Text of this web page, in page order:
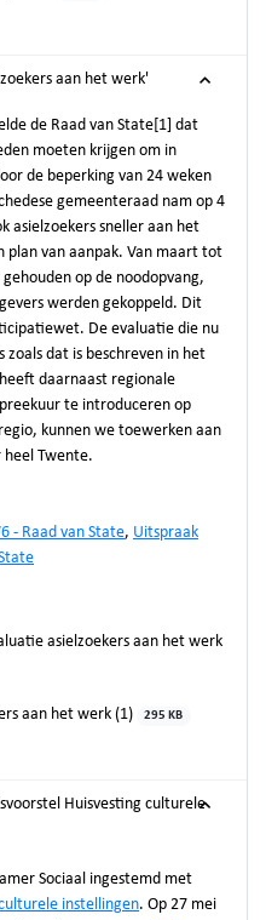
aan het werk'
de Raad van State[1] dat
moeten krijgen om in
de beperking van 24 weken
gemeenteraad nam op 4
asielzoekers sneller aan het
plan van aanpak. Van maart tot
op de noodopvang,
werden gekoppeld. Dit
De evaluatie die nu
dat is beschreven in het
daarnaast regionale
te introduceren op
kunnen we toewerken aan
Twente.
- Raad van State, Uitspraak
asielzoekers aan het werk
aan het werk (1) 295 KB
Huisvesting culturele
Sociaal ingestemd met
instellingen. Op 27 mei